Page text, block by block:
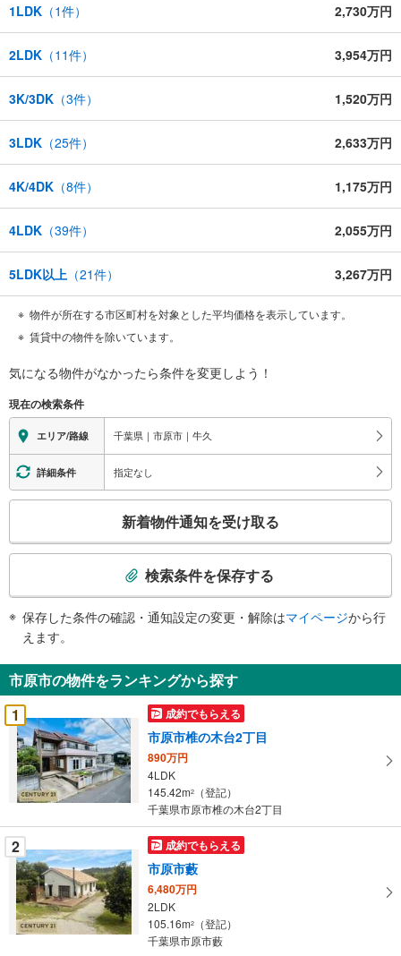
1LDK （1件） 2,730万円
2LDK （11件） 3,954万円
3K/3DK （3件） 1,520万円
3LDK （25件） 2,633万円
4K/4DK （8件） 1,175万円
4LDK （39件） 2,055万円
5LDK以上 （21件） 3,267万円
物件が所在する市区町村を対象とした平均価格を表示しています。
賃貸中の物件を除いています。
気になる物件がなかったら条件を変更しよう！
現在の検索条件
エリア/路線 千葉県｜市原市｜牛久
詳細条件 指定なし
検
知
を
受
け
取
る
・
条
件
を
マ
イ
ペ
ー
新着物件通知を受け取る
検索条件を保存する
保存した条件の確認・通知設定の変更・解除はマイページから行
えます。
市原市の物件をランキングから探す
1
成約でもらえる
市原市椎の木台2丁目
890万円
4LDK
145.42m2
（登記）
千葉県市原市椎の木台2丁目
2 成約でもらえる
市原市藪
6,480万円
2LDK
105.16m2
（登記）
千葉県市原市藪